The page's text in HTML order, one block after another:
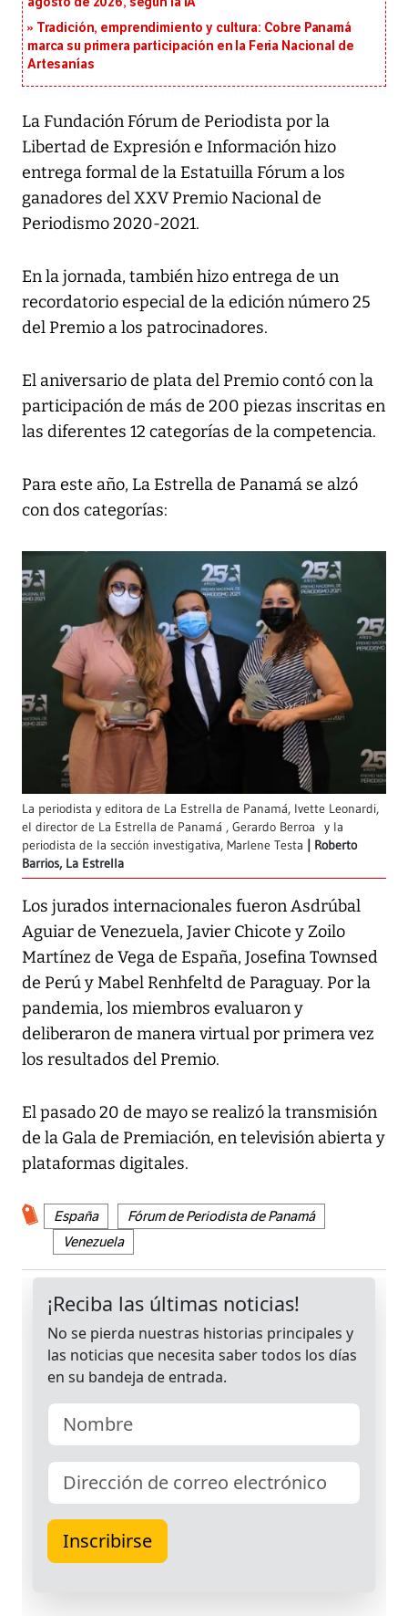
Tradición, emprendimiento y cultura: Cobre Panamá
marca su primera participación en la Feria Nacional de
Artesanías
La Fundación Fórum de Periodista por la
Libertad de Expresión e Información hizo
entrega formal de la Estatuilla Fórum a los
ganadores del XXV Premio Nacional de
Periodismo 2020-2021.
En la jornada, también hizo entrega de un
recordatorio especial de la edición número 25
del Premio a los patrocinadores.
El aniversario de plata del Premio contó con la
participación de más de 200 piezas inscritas en
las diferentes 12 categorías de la competencia.
Para este año, La Estrella de Panamá se alzó
con dos categorías:
La periodista y editora de La Estrella de Panamá, Ivette Leonardi,
el director de La Estrella de Panamá , Gerardo Berroa y la
periodista de la sección investigativa, Marlene Testa
Roberto
Barrios, La Estrella
Los jurados internacionales fueron Asdrúbal
Aguiar de Venezuela, Javier Chicote y Zoilo
Martínez de Vega de España, Josefina Townsed
de Perú y Mabel Renhfeltd de Paraguay. Por la
pandemia, los miembros evaluaron y
deliberaron de manera virtual por primera vez
los resultados del Premio.
El pasado 20 de mayo se realizó la transmisión
de la Gala de Premiación, en televisión abierta y
plataformas digitales.
España
Fórum de Periodista de Panamá
Venezuela